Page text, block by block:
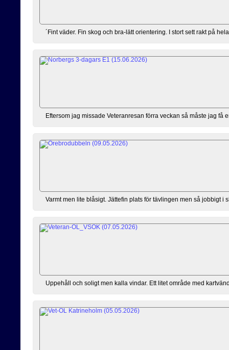
´Fint väder. Fin skog och bra-lätt orientering. I stort sett rakt på
Eftersom jag missade Veteranresan förra veckan så måste jag
Varmt men lite blåsigt. Jättefin plats för tävlingen men så jobbigt i
Uppehåll och soligt men kalla vindar. Ett litet område med